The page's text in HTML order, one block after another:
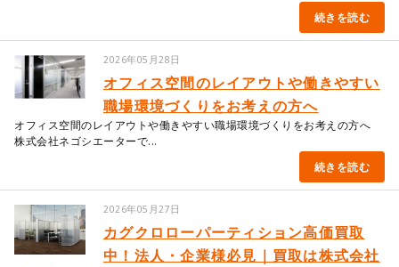
続きを読む
2026年05月28日
オフィス空間のレイアウトや働きやすい
職場環境づくりをお考えの方へ
オフィス空間のレイアウトや働きやすい職場環境づくりをお考えの方へ
株式会社ネゴシエーターで...
続きを読む
2026年05月27日
カグクロローパーティション高価買取
中！法人・企業様必見｜買取は株式会社